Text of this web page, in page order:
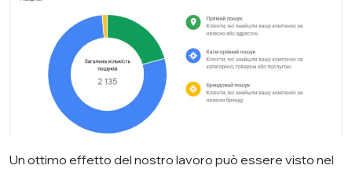
Un ottimo effetto del nostro lavoro può essere visto nel